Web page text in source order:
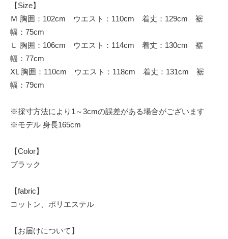
【Size】
Ｍ 胸囲：102cm ウエスト：110cm 着丈：129cm 裾
幅：75cm
Ｌ 胸囲：106cm ウエスト：114cm 着丈：130cm 裾
幅：77cm
XL 胸囲：110cm ウエスト：118cm 着丈：131cm 裾
幅：79cm
※採寸方法により1～3cmの誤差がある場合がございます
※モデル 身長165cm
【Color】
ブラック
【fabric】
コットン、ポリエステル
【お届けについて】